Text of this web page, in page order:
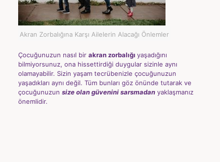
Akran Zorbalığına Karşı Ailelerin Alacağı Önlemler
Çocuğunuzun nasıl bir akran zorbalığı yaşadığını
bilmiyorsunuz, ona hissettirdiği duygular sizinle aynı
olamayabilir. Sizin yaşam tecrübenizle çocuğunuzun
yaşadıkları aynı değil. Tüm bunları göz önünde tutarak ve
çocuğunuzun size olan güvenini sarsmadanyaklaşmanız
önemlidir.